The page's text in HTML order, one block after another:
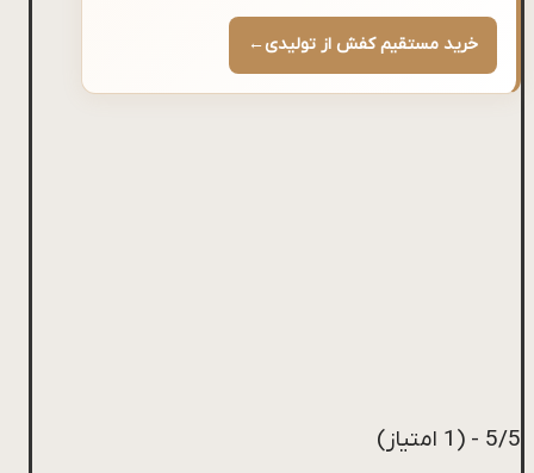
خرید مستقیم کفش از تولیدی ←
5/5 - (1 امتیاز)